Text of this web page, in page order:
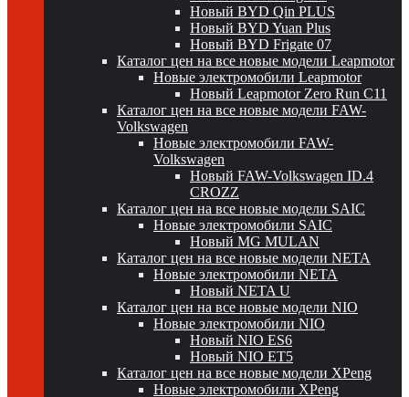
Новый BYD Qin PLUS
Новый BYD Yuan Plus
Новый BYD Frigate 07
Каталог цен на все новые модели Leapmotor
Новые электромобили Leapmotor
Новый Leapmotor Zero Run C11
Каталог цен на все новые модели FAW-
Volkswagen
Новые электромобили FAW-
Volkswagen
Новый FAW-Volkswagen ID.4
CROZZ
Каталог цен на все новые модели SAIC
Новые электромобили SAIC
Новый MG MULAN
Каталог цен на все новые модели NETA
Новые электромобили NETA
Новый NETA U
Каталог цен на все новые модели NIO
Новые электромобили NIO
Новый NIO ES6
Новый NIO ET5
Каталог цен на все новые модели XPeng
Новые электромобили XPeng